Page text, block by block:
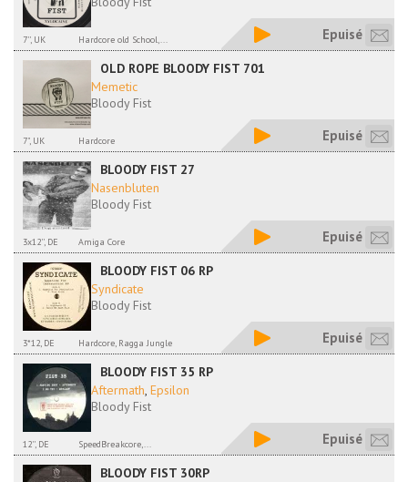
7'', UK Hardcore old School,... Epuisé
OLD ROPE BLOODY FIST 701
Memetic
Bloody Fist
7", UK Hardcore Epuisé
BLOODY FIST 27
Nasenbluten
Bloody Fist
3x12'', DE Amiga Core Epuisé
BLOODY FIST 06 RP
Syndicate
Bloody Fist
3*12, DE Hardcore, Ragga Jungle Epuisé
BLOODY FIST 35 RP
Aftermath, Epsilon
Bloody Fist
12'', DE SpeedBreakcore,... Epuisé
BLOODY FIST 30RP